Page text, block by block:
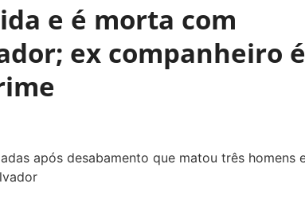
e é morta com
ex companheiro é